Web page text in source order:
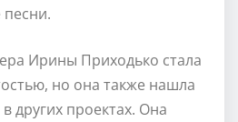
Ирины Приходько стала
но она также нашла
других проектах. Она